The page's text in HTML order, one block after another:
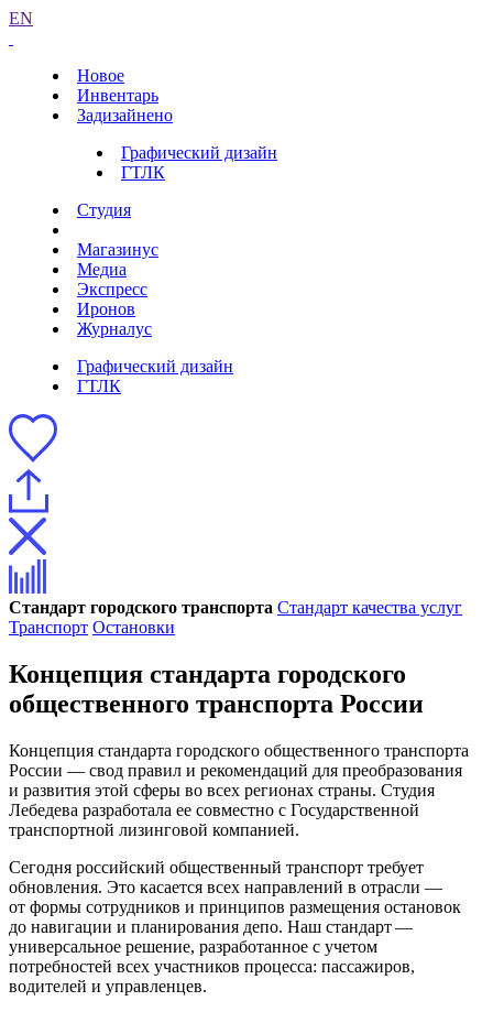
EN
Новое
Инвентарь
Задизайнено
Графический дизайн
ГТЛК
Студия
Магазинус
Медиа
Экспресс
Иронов
Журналус
Графический дизайн
ГТЛК
Стандарт городского транспорта Стандарт качества услуг
Транспорт Остановки
Концепция стандарта городского
общественного транспорта России
Концепция стандарта городского общественного транспорта
России — свод правил и рекомендаций для преобразования
и развития этой сферы во всех регионах страны. Студия
Лебедева разработала ее совместно с Государственной
транспортной лизинговой компанией.
Сегодня российский общественный транспорт требует
обновления. Это касается всех направлений в отрасли ­—
от формы сотрудников и принципов размещения остановок
до навигации и планирования депо. Наш стандарт —
универсальное решение, разработанное с учетом
потребностей всех участников процесса: пассажиров,
водителей и управленцев.